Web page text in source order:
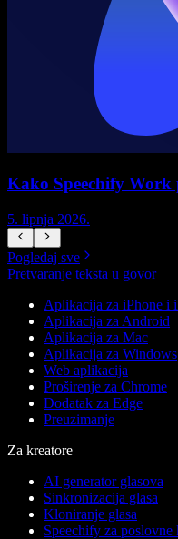
Kako Speechify Work
5. lipnja 2026.
Pogledaj sve
Pretvaranje teksta u govor
Aplikacija za iPhone i
Aplikacija za Android
Aplikacija za Mac
Aplikacija za Windows
Web aplikacija
Proširenje za Chrome
Dodatak za Edge
Preuzimanje
Za kreatore
AI generator glasova
Sinkronizacija glasa
Kloniranje glasa
Speechify za poslovne